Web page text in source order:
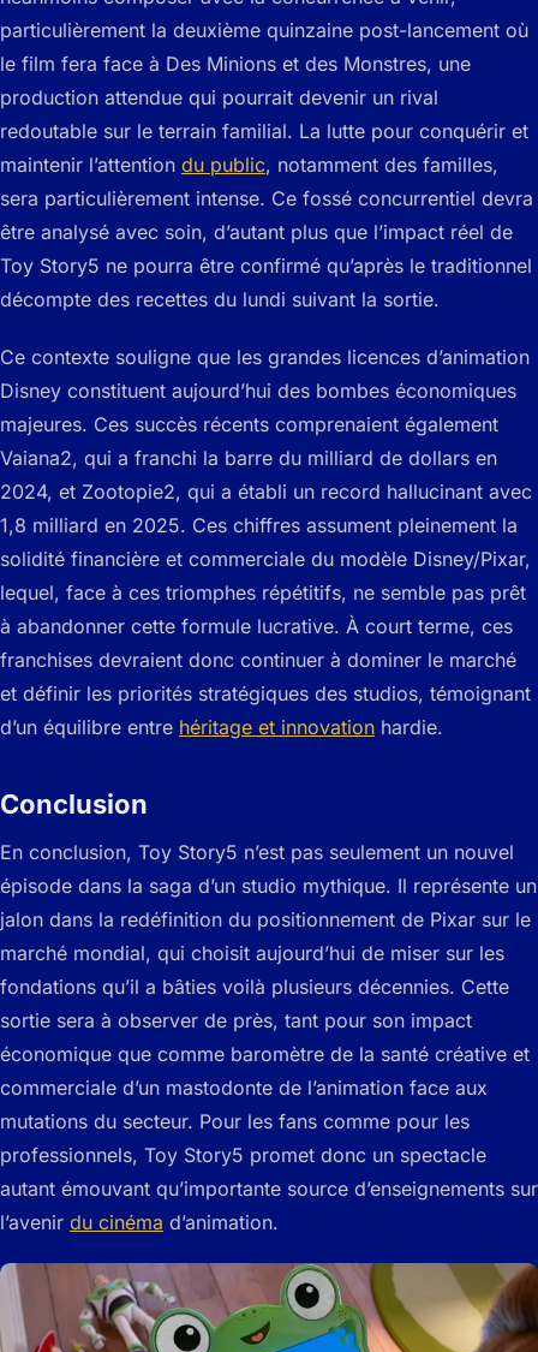
particulièrement la deuxième quinzaine post-lancement où
le film fera face à Des Minions et des Monstres, une
production attendue qui pourrait devenir un rival
redoutable sur le terrain familial. La lutte pour conquérir et
maintenir l’attention du public, notamment des familles,
sera particulièrement intense. Ce fossé concurrentiel devra
être analysé avec soin, d’autant plus que l’impact réel de
Toy Story5 ne pourra être confirmé qu’après le traditionnel
décompte des recettes du lundi suivant la sortie.
Ce contexte souligne que les grandes licences d’animation
Disney constituent aujourd’hui des bombes économiques
majeures. Ces succès récents comprenaient également
Vaiana2, qui a franchi la barre du milliard de dollars en
2024, et Zootopie2, qui a établi un record hallucinant avec
1,8 milliard en 2025. Ces chiffres assument pleinement la
solidité financière et commerciale du modèle Disney/Pixar,
lequel, face à ces triomphes répétitifs, ne semble pas prêt
à abandonner cette formule lucrative. À court terme, ces
franchises devraient donc continuer à dominer le marché
et définir les priorités stratégiques des studios, témoignant
d’un équilibre entre héritage et innovation hardie.
Conclusion
En conclusion, Toy Story5 n’est pas seulement un nouvel
épisode dans la saga d’un studio mythique. Il représente un
jalon dans la redéfinition du positionnement de Pixar sur le
marché mondial, qui choisit aujourd’hui de miser sur les
fondations qu’il a bâties voilà plusieurs décennies. Cette
sortie sera à observer de près, tant pour son impact
économique que comme baromètre de la santé créative et
commerciale d’un mastodonte de l’animation face aux
mutations du secteur. Pour les fans comme pour les
professionnels, Toy Story5 promet donc un spectacle
autant émouvant qu’importante source d’enseignements sur
l’avenir du cinéma d’animation.